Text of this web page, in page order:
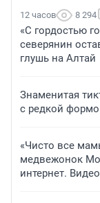
12 часов 8 294
«С гордостью
северянин
глушь на Алтай
Знаменитая
с редкой
«Чисто все
медвежонок
интернет. Видео